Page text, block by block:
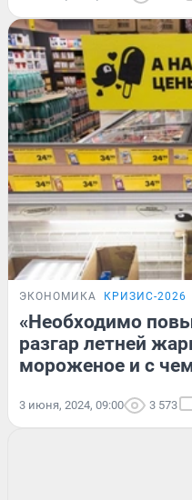
ЭКОНОМИКА КРИЗИС-2026
«Необходимо
разгар летней
мороженое и с
3 июня, 2024, 09:00 3 573